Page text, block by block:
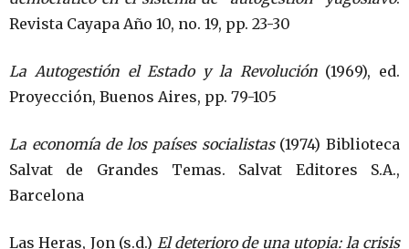
Revista Cayapa Año 10, no. 19, pp. 23-30
La Autogestión el Estado y la Revolución(1969), ed.
Proyección, Buenos Aires, pp. 79-105
La economía de los países socialistas(1974) Biblioteca
Salvat de Grandes Temas. Salvat Editores S.A.,
Barcelona
Las Heras, Jon (s.d.) El deterioro de una utopia: la crisis